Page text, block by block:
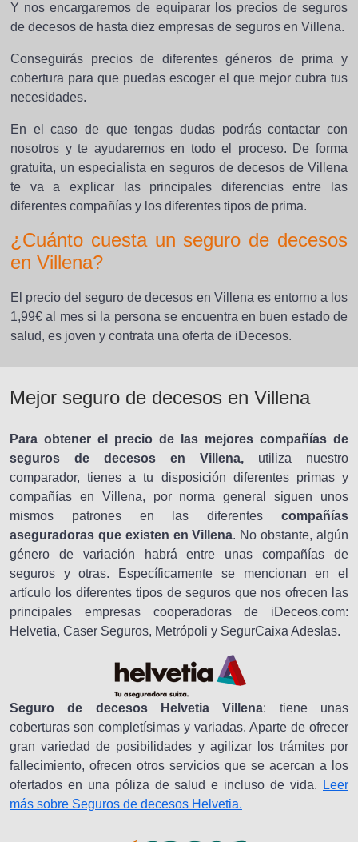
Y nos encargaremos de equiparar los precios de seguros
de decesos de hasta diez empresas de seguros en Villena.
Conseguirás precios de diferentes géneros de prima y
cobertura para que puedas escoger el que mejor cubra tus
necesidades.
En el caso de que tengas dudas podrás contactar con
nosotros y te ayudaremos en todo el proceso. De forma
gratuita, un especialista en seguros de decesos de Villena
te va a explicar las principales diferencias entre las
diferentes compañías y los diferentes tipos de prima.
¿Cuánto cuesta un seguro de decesos
en Villena?
El precio del seguro de decesos en Villena es entorno a los
1,99€ al mes si la persona se encuentra en buen estado de
salud, es joven y contrata una oferta de iDecesos.
Mejor seguro de decesos en Villena
Para obtener el precio de las mejores compañías de
seguros de decesos en Villena, utiliza nuestro
comparador, tienes a tu disposición diferentes primas y
compañías en Villena, por norma general siguen unos
mismos patrones en las diferentes compañías
aseguradoras que existen en Villena. No obstante, algún
género de variación habrá entre unas compañías de
seguros y otras. Específicamente se mencionan en el
artículo los diferentes tipos de seguros que nos ofrecen las
principales empresas cooperadoras de iDeceos.com:
Helvetia, Caser Seguros, Metrópoli y SegurCaixa Adeslas.
Seguro de decesos Helvetia Villena: tiene unas
coberturas son completísimas y variadas. Aparte de ofrecer
gran variedad de posibilidades y agilizar los trámites por
fallecimiento, ofrecen otros servicios que se acercan a los
ofertados en una póliza de salud e incluso de vida.
Leer
más sobre Seguros de decesos Helvetia.